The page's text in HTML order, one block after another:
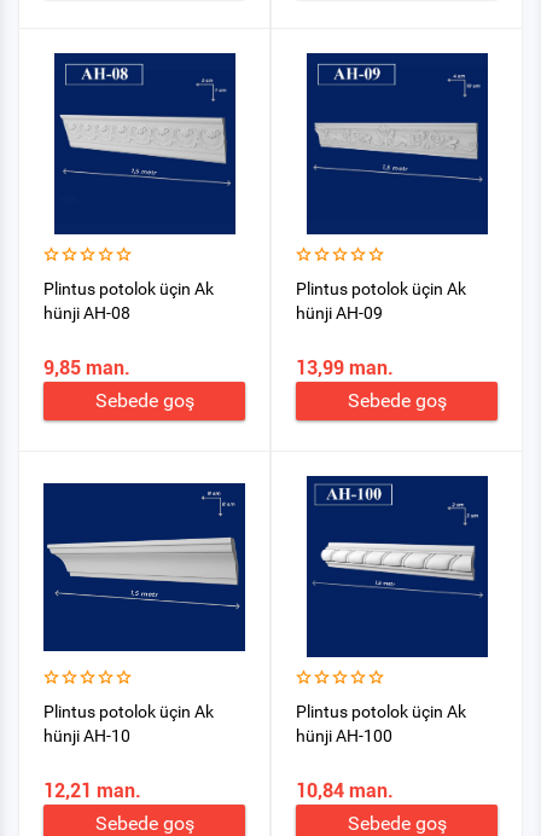
Plintus potolok üçin Ak
hünji AH-08
9,85 man.
Sebede goş
Plintus potolok üçin Ak
hünji AH-09
13,99 man.
Sebede goş
Plintus potolok üçin Ak
hünji AH-10
12,21 man.
Sebede goş
Plintus potolok üçin Ak
hünji AH-100
10,84 man.
Sebede goş